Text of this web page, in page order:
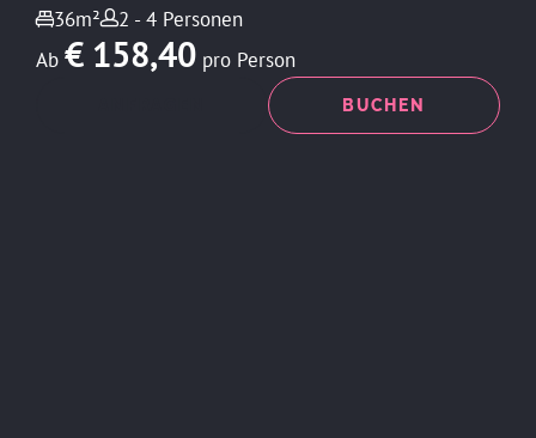
36m²
2 - 4 Personen
Ab € 158,40 pro Person
BUCHEN